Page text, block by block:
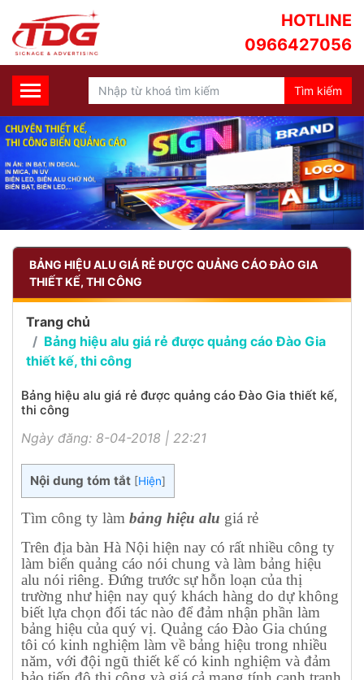
HOTLINE
0966427056
BẢNG HIỆU ALU GIÁ RẺ ĐƯỢC QUẢNG CÁO ĐÀO GIA
THIẾT KẾ, THI CÔNG
Trang chủ
Bảng hiệu alu giá rẻ được quảng cáo Đào Gia
thiết kế, thi công
Bảng hiệu alu giá rẻ được quảng cáo Đào Gia thiết kế,
thi công
Ngày đăng: 8-04-2018 | 22:21
Nội dung tóm tắt [Hiện]
Tìm công ty làm bảng hiệu alu giá rẻ
Trên địa bàn Hà Nội hiện nay có rất nhiều công ty
làm biển quảng cáo nói chung và làm bảng hiệu
alu nói riêng. Đứng trước sự hỗn loạn của thị
trường như hiện nay quý khách hàng do dự không
biết lựa chọn đối tác nào để đảm nhận phần làm
bảng hiệu của quý vị. Quảng cáo Đào Gia chúng
tôi có kinh nghiệm làm về bảng hiệu trong nhiều
năm, với đội ngũ thiết kế có kinh nghiệm và đảm